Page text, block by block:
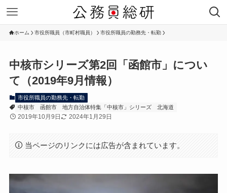
ホーム 市役所職員（市町村職員） 市役所職員の勤務先・転勤
中核市シリーズ第2回「函館市」につい
て（2019年9月情報）
市役所職員の勤務先・転勤
中核市
函館市 地方自治体特集「中核市」シリーズ 北海道
2019年10月9日 2024年1月29日
当ページのリンクには広告が含まれています。